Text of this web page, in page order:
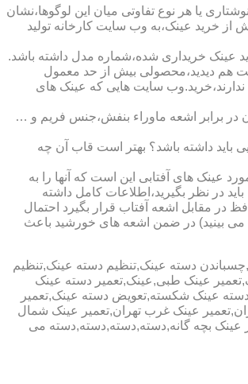
یا هر نوع تفاوتی میان این لوگوها،نشان
از خرید عینک،به وب سایت کارخانه تولید
عینک خریداری شده،شماره مدل داشته باشد.
هم دیدید،محصولی بیش از حد معمول
سایت هایی که عینک های
در برابر اشعه ماوراء بنفش،جنس فریم و …
باید داشته باشد؟ بهتر است قاب آن چه
عینک های آفتابی این است که آنها را به
در نظر بگیرید،اطلاعات کامل داشته
مقابل اشعه آفتاب قرار بگیرد احتمال
می بینید) در ضمن اشعه های خورشید باعث
دسته عینک,تنظیم دسته عینک,تنظیم
عینک طبی,عینک,تعمیر دسته عینک
دسته عینک شکسته,تعویض دسته عینک,تعمیر
عینک غرب تهران,تعمیر عینک شمال
بچه گانه,دسته,دسته,دسته,دسته می